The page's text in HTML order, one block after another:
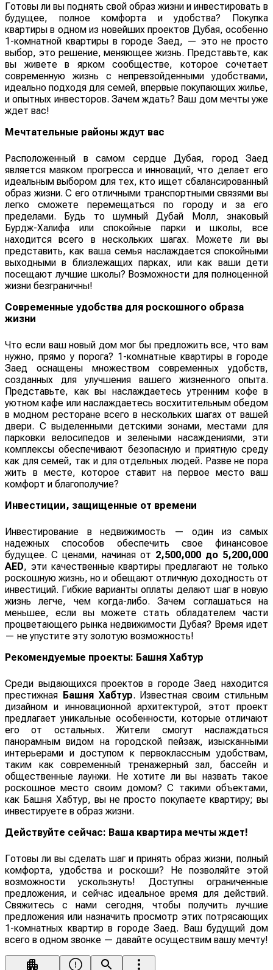
Готовы ли вы поднять свой образ жизни и инвестировать в
будущее, полное комфорта и удобства? Покупка
квартиры в одном из новейших проектов Дубая, особенно
1-комнатной квартиры в городе Заед, — это не просто
выбор, это решение, меняющее жизнь. Представьте, как
вы живете в ярком сообществе, которое сочетает
современную жизнь с непревзойденными удобствами,
идеально подходя для семей, впервые покупающих жилье,
и опытных инвесторов. Зачем ждать? Ваш дом мечты уже
ждет вас!
Мечтательные районы ждут вас
Расположенный в самом сердце Дубая, город Заед
является маяком прогресса и инноваций, что делает его
идеальным выбором для тех, кто ищет сбалансированный
образ жизни. С его отличными транспортными связями вы
легко сможете перемещаться по городу и за его
пределами. Будь то шумный Дубай Молл, знаковый
Бурдж-Халифа или спокойные парки и школы, все
находится всего в нескольких шагах. Можете ли вы
представить, как ваша семья наслаждается спокойными
выходными в близлежащих парках, или как ваши дети
посещают лучшие школы? Возможности для полноценной
жизни безграничны!
Современные удобства для роскошного образа
жизни
Что если ваш новый дом мог бы предложить все, что вам
нужно, прямо у порога? 1-комнатные квартиры в городе
Заед оснащены множеством современных удобств,
созданных для улучшения вашего жизненного опыта.
Представьте, как вы наслаждаетесь утренним кофе в
уютном кафе или наслаждаетесь восхитительным обедом
в модном ресторане всего в нескольких шагах от вашей
двери. С выделенными детскими зонами, местами для
парковки велосипедов и зелеными насаждениями, эти
комплексы обеспечивают безопасную и приятную среду
как для семей, так и для отдельных людей. Разве не пора
жить в месте, которое ставит на первое место ваш
комфорт и благополучие?
Инвестиции, защищенные от времени
Инвестирование в недвижимость — один из самых
надежных способов обеспечить свое финансовое
будущее. С ценами, начиная от 2,500,000 до 5,200,000
AED, эти качественные квартиры предлагают не только
роскошную жизнь, но и обещают отличную доходность от
инвестиций. Гибкие варианты оплаты делают шаг в новую
жизнь легче, чем когда-либо. Зачем соглашаться на
меньшее, если вы можете стать обладателем части
процветающего рынка недвижимости Дубая? Время идет
— не упустите эту золотую возможность!
Рекомендуемые проекты: Башня Хабтур
Среди выдающихся проектов в городе Заед находится
престижная Башня Хабтур. Известная своим стильным
дизайном и инновационной архитектурой, этот проект
предлагает уникальные особенности, которые отличают
его от остальных. Жители смогут наслаждаться
панорамным видом на городской пейзаж, изысканными
интерьерами и доступом к первоклассным удобствам,
таким как современный тренажерный зал, бассейн и
общественные лаунжи. Не хотите ли вы назвать такое
роскошное место своим домом? С такими объектами,
как Башня Хабтур, вы не просто покупаете квартиру; вы
инвестируете в образ жизни.
Действуйте сейчас: Ваша квартира мечты ждет!
Готовы ли вы сделать шаг и принять образ жизни, полный
комфорта, удобства и роскоши? Не позволяйте этой
возможности ускользнуть! Доступны ограниченные
предложения, и сейчас идеальное время для действий.
Свяжитесь с нами сегодня, чтобы получить лучшие
предложения или назначить просмотр этих потрясающих
1-комнатных квартир в городе Заед. Ваш будущий дом
всего в одном звонке — давайте осуществим вашу мечту!